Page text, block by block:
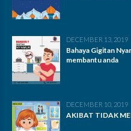
DECEMBER 13, 2019
Bahaya Gigitan
membantu anda
DECEMBER 10, 2019
AKIBAT TIDAK